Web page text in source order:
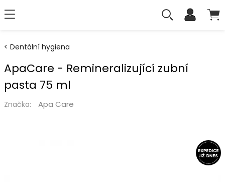
Dentální hygiena
ApaCare - Remineralizující zubní
pasta 75 ml
Značka: Apa Care